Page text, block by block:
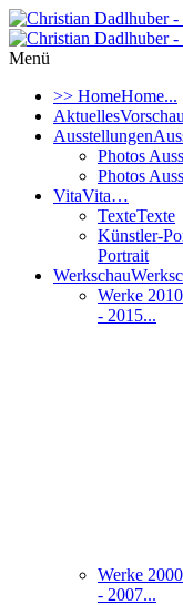
Menü
>> HomeHome...
Aktuelles
Ausstellungen
Photos
Photos
VitaVita…
TexteTexte
Künstler-
Portrait
Werkschau
Werke
- 2015...
Werke
- 2007...